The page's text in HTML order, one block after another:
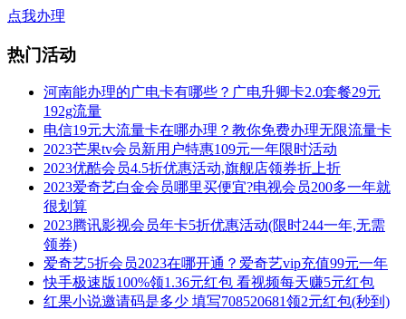
点我办理
热门活动
河南能办理的广电卡有哪些？广电升卿卡2.0套餐29元
192g流量
电信19元大流量卡在哪办理？教你免费办理无限流量卡
2023芒果tv会员新用户特惠109元一年限时活动
2023优酷会员4.5折优惠活动,旗舰店领券折上折
2023爱奇艺白金会员哪里买便宜?电视会员200多一年就
很划算
2023腾讯影视会员年卡5折优惠活动(限时244一年,无需
领券)
爱奇艺5折会员2023在哪开通？爱奇艺vip充值99元一年
快手极速版100%领1.36元红包 看视频每天赚5元红包
红果小说邀请码是多少 填写708520681领2元红包(秒到)